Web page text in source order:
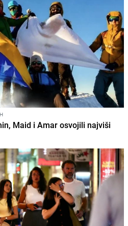
Maid i Amar osvojili najviši